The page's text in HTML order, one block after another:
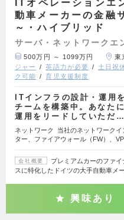
ITオペレーションエ
動車メーカーの金融
～・ハイブリッド
サーバ・ネットワークエ
500万円 ～ 1099万円 東
ジャー
英語力が必要 土日祝
ク可能
育児支援制度
ITインフラの設計・運用
チームを構築中。あなた
運用をリードしていただ…
ネットワーク 当社のネットワーク
ター、ファイアウォール（FW）、
会社概要
プレミアムカーのファ
スに特化したドイツの大手自動車メ
興味あり